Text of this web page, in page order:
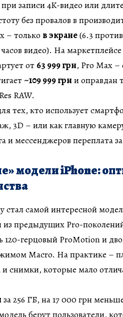
записи 4K-видео или
без провалов в
– только в экране(6.3
видео). На
от 63 999 грн, Pro Max –
~109 999 грн и оправдан
RAW.
тех, кто использует
3D – или как главную
и мессенджеров переплата
модели iPhone:
стал самой интересной
из предыдущих Pro-
120-герцовый ProMotion и
Macro. На практике –
и снимки, которые мало
за 256 ГБ, на 17 000 грн
берут пользователи,